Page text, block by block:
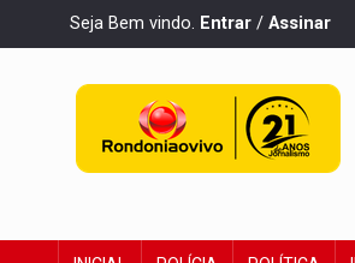
Seja Bem vindo. Entrar / Assinar